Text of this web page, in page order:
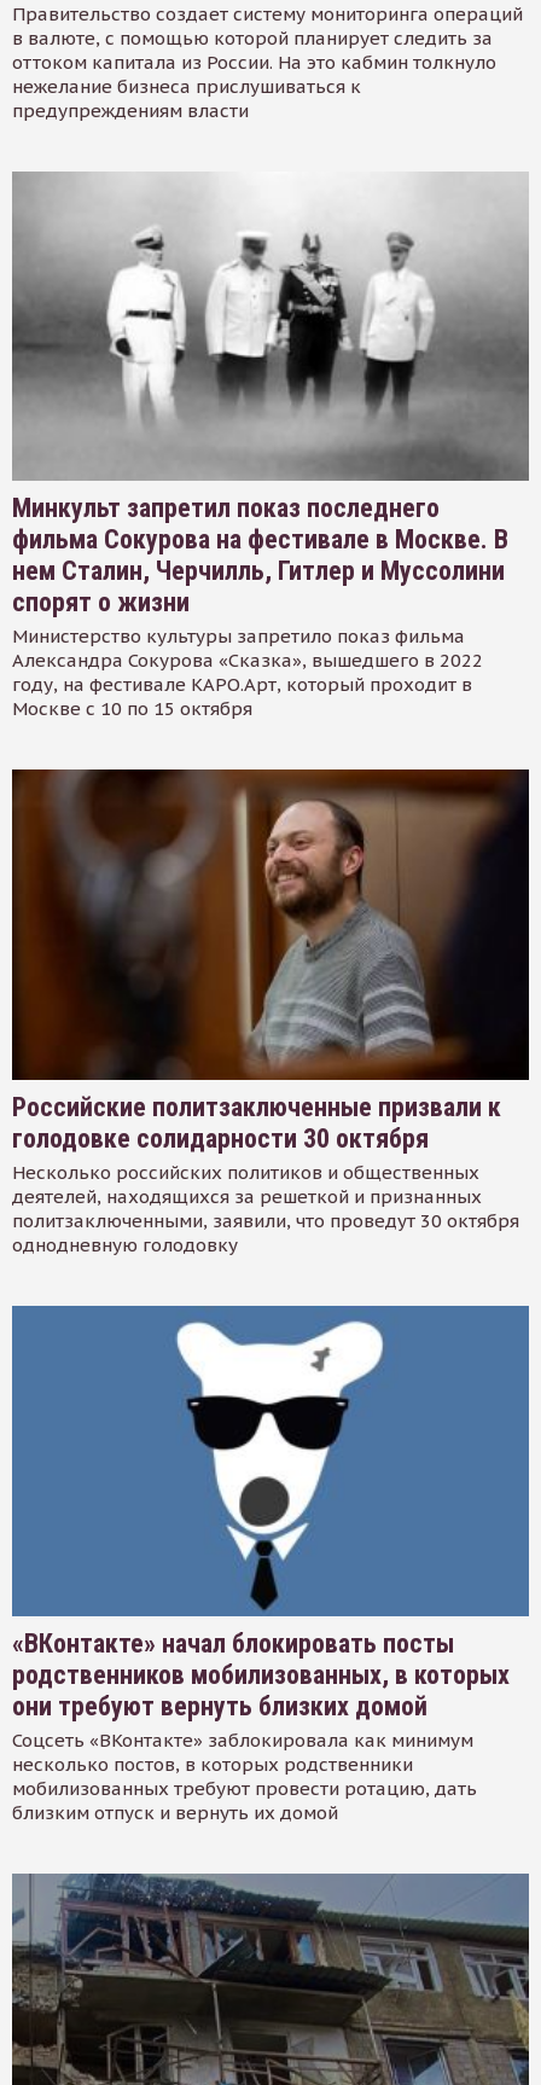
Правительство создает систему мониторинга операций
в валюте, с помощью которой планирует следить за
оттоком капитала из России. На это кабмин толкнуло
нежелание бизнеса прислушиваться к
предупреждениям власти
Минкульт запретил показ последнего
фильма Сокурова на фестивале в Москве. В
нем Сталин, Черчилль, Гитлер и Муссолини
спорят о жизни
Министерство культуры запретило показ фильма
Александра Сокурова «Сказка», вышедшего в 2022
году, на фестивале КАРО.Арт, который проходит в
Москве с 10 по 15 октября
Российские политзаключенные призвали к
голодовке солидарности 30 октября
Несколько российских политиков и общественных
деятелей, находящихся за решеткой и признанных
политзаключенными, заявили, что проведут 30 октября
однодневную голодовку
«ВКонтакте» начал блокировать посты
родственников мобилизованных, в которых
они требуют вернуть близких домой
Соцсеть «ВКонтакте» заблокировала как минимум
несколько постов, в которых родственники
мобилизованных требуют провести ротацию, дать
близким отпуск и вернуть их домой